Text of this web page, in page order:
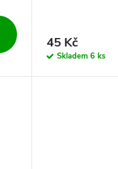
45 Kč
Skladem6 ks